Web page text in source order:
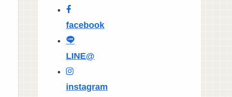
facebook
LINE@
instagram